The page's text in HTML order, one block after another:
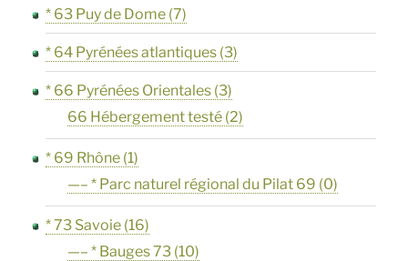
* 63 Puy de Dome (7)
* 64 Pyrénées atlantiques (3)
* 66 Pyrénées Orientales (3)
66 Hébergement testé (2)
* 69 Rhône (1)
—– * Parc naturel régional du Pilat 69 (0)
* 73 Savoie (16)
—– * Bauges 73 (10)